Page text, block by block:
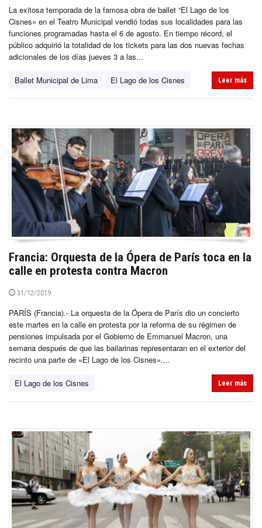
La exitosa temporada de la famosa obra de ballet “El Lago de los
Cisnes» en el Teatro Municipal vendió todas sus localidades para las
funciones programadas hasta el 6 de agosto. En tiempo récord, el
público adquirió la totalidad de los tickets para las dos nuevas fechas
adicionales de los días jueves 3 a las...
Ballet Municipal de Lima El Lago de los Cisnes Leer más
Francia: Orquesta de la Ópera de París toca en la
calle en protesta contra Macron
31/12/2019
PARÍS (Francia).- La orquesta de la Ópera de París dio un concierto
este martes en la calle en protesta por la reforma de su régimen de
pensiones impulsada por el Gobierno de Emmanuel Macron, una
semana después de que las bailarinas representaran en el exterior del
recinto una parte de «El Lago de los Cisnes»....
El Lago de los Cisnes Leer más